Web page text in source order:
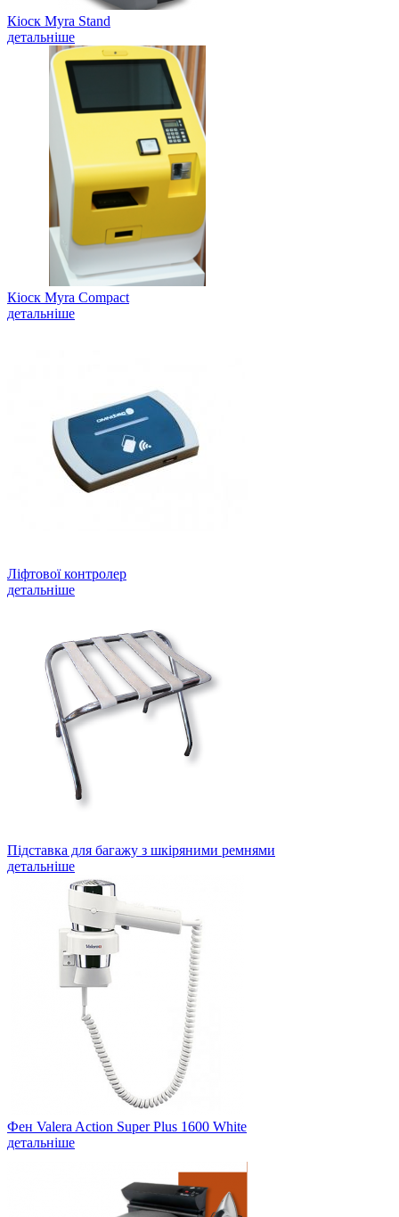
Кіоск Myra Stand
детальніше
Кіоск Myra Compact
детальніше
Ліфтової контролер
детальніше
Підставка для багажу з шкіряними ремнями
детальніше
Фен Valera Action Super Plus 1600 White
детальніше